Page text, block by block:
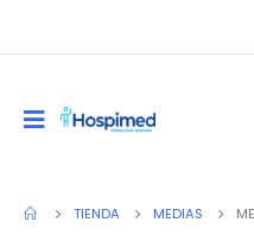
TIENDA MEDIAS